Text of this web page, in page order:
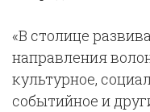
«В столице
направления
культурное,
событийное и